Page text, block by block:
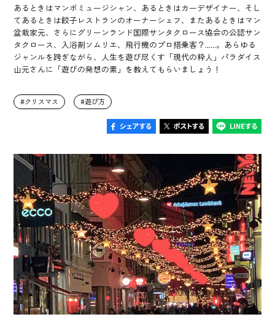
あるときはマンボミュージシャン、あるときはカーデザイナー、そし
てあるときは餃子レストランのオーナーシェフ、またあるときはマン
盆栽家元、さらにグリーンランド国際サンタクロース協会の公認サン
タクロース、入浴剤ソムリエ、飛行機のプロ搭乗客？......。あらゆる
ジャンルを跨ぎながら、人生を遊び尽くす「現代の粋人」パラダイス
山元さんに「遊びの発想の素」を教えてもらいましょう！
クリスマス 遊び方